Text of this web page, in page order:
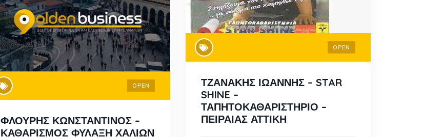
OPEN
ΦΛΟΥΡΗΣ ΚΩΝΣΤΑΝΤΙΝΟΣ –
ΚΑΘΑΡΙΣΜΟΣ ΦΥΛΑΞΗ ΧΑΛΙΩΝ
OPEN
ΤΖΑΝΑΚΗΣ ΙΩΑΝΝΗΣ – STAR
SHINE –
ΤΑΠΗΤΟΚΑΘΑΡΙΣΤΗΡΙΟ –
ΠΕΙΡΑΙΑΣ ΑΤΤΙΚΗ